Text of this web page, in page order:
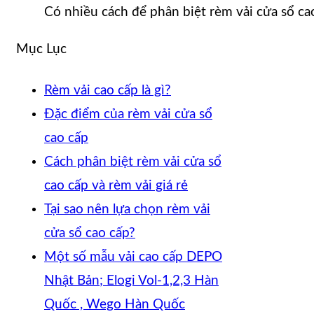
Có nhiều cách để phân biệt rèm vải cửa sổ
Mục Lục
Rèm vải cao cấp là gì?
Đặc điểm của rèm vải cửa sổ
cao cấp
Cách phân biệt rèm vải cửa sổ
cao cấp và rèm vải giá rẻ
Tại sao nên lựa chọn rèm vải
cửa sổ cao cấp?
Một số mẫu vải cao cấp DEPO
Nhật Bản; Elogi Vol-1,2,3 Hàn
Quốc , Wego Hàn Quốc